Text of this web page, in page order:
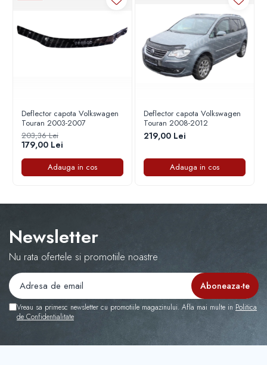
Deflector capota Volkswagen
Touran 2003-2007
203,36 Lei
179,00 Lei
Adauga in cos
Deflector capota Volkswagen
Touran 2008-2012
219,00 Lei
Adauga in cos
Newsletter
Nu rata ofertele si promotiile noastre
Vreau sa primesc newsletter cu promotiile magazinului. Afla mai multe in Politica
de Confidentialitate